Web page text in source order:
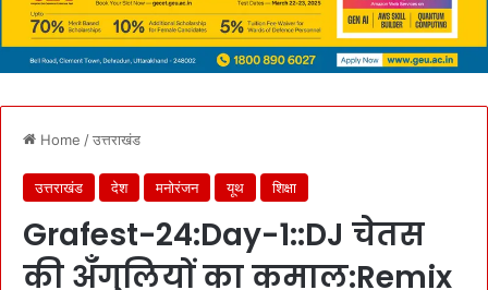
Home /उत्तराखंड
उत्तराखंड देश मनोरंजन यूथ शिक्षा
Grafest-24:Day-1::DJ चेतस
की अँगुलियों का कमाल:Remix